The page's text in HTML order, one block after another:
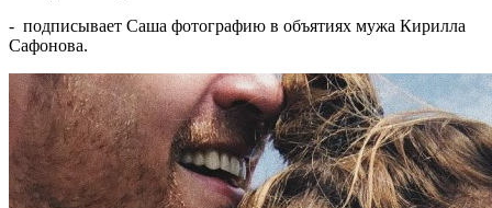
- подписывает Саша фотографию в объятиях мужа Кирилла
Сафонова.